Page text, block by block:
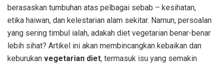
berasaskan tumbuhan atas pelbagai sebab – kesihatan,
etika haiwan, dan kelestarian alam sekitar. Namun, persoalan
yang sering timbul ialah, adakah diet vegetarian benar-benar
lebih sihat? Artikel ini akan membincangkan kebaikan dan
keburukan vegetarian diet, termasuk isu yang semakin